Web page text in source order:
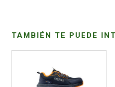
TAMBIÉN TE PUEDE